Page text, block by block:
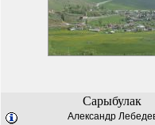
Сарыбулак
Александр